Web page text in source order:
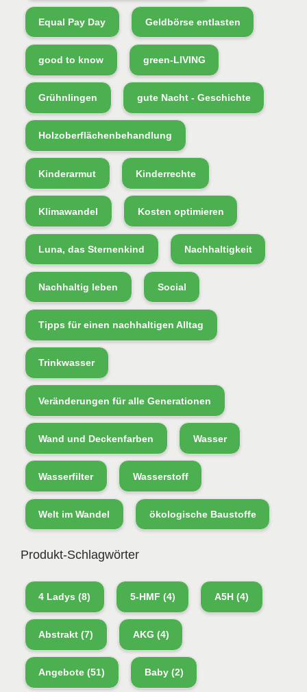
Equal Pay Day Geldbörse entlasten
good to know green-LIVING
Grühnlingen gute Nacht - Geschichte
Holzoberflächenbehandlung
Kinderarmut Kinderrechte
Klimawandel Kosten optimieren
Luna, das Sternenkind Nachhaltigkeit
Nachhaltig leben Social
Tipps für einen nachhaltigen Alltag
Trinkwasser
Veränderungen für alle Generationen
Wand und Deckenfarben Wasser
Wasserfilter Wasserstoff
Welt im Wandel ökologische Baustoffe
Produkt-Schlagwörter
4 Ladys (8) 5-HMF (4) A5H(4)
Abstrakt (7) AKG (4)
Angebote (51) Baby(2)